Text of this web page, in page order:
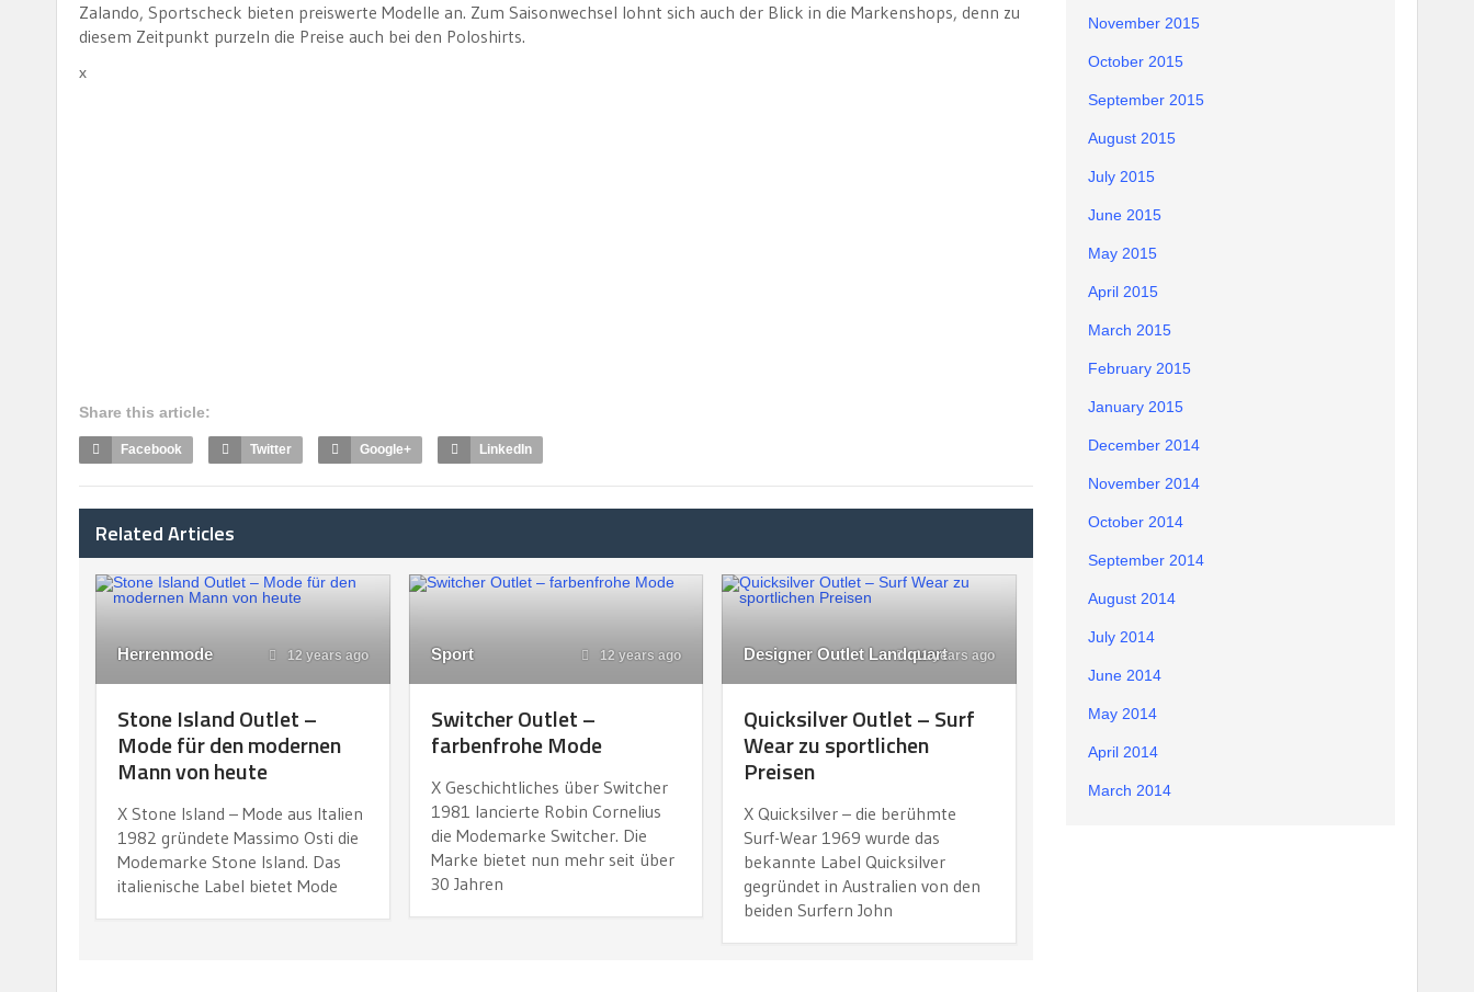
Zalando, Sportscheck bieten preiswerte Modelle an. Zum Saisonwechsel lohnt sich auch der Blick in die Markenshops, denn zu
diesem Zeitpunkt purzeln die Preise auch bei den Poloshirts.
x
Share this article:
Facebook Twitter Google+ LinkedIn
Related Articles
Herrenmode 12 years ago
Stone Island Outlet –
Mode für den modernen
Mann von heute
X Stone Island – Mode aus Italien
1982 gründete Massimo Osti die
Modemarke Stone Island. Das
italienische Label bietet Mode
Sport 12 years ago
Switcher Outlet –
farbenfrohe Mode
X Geschichtliches über Switcher
1981 lancierte Robin Cornelius
die Modemarke Switcher. Die
Marke bietet nun mehr seit über
30 Jahren
Designer Outlet Landquart11 years ago
Quicksilver Outlet – Surf
Wear zu sportlichen
Preisen
X Quicksilver – die berühmte
Surf-Wear 1969 wurde das
bekannte Label Quicksilver
gegründet in Australien von den
beiden Surfern John
November 2015
October 2015
September 2015
August 2015
July 2015
June 2015
May 2015
April 2015
March 2015
February 2015
January 2015
December 2014
November 2014
October 2014
September 2014
August 2014
July 2014
June 2014
May 2014
April 2014
March 2014